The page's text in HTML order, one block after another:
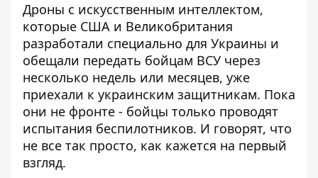
Дроны с искусственным интеллектом,
которые США и Великобритания
разработали специально для Украины и
обещали передать бойцам ВСУ через
несколько недель или месяцев, уже
приехали к украинским защитникам. Пока
они не фронте - бойцы только проводят
испытания беспилотников. И говорят, что
не все так просто, как кажется на первый
взгляд.